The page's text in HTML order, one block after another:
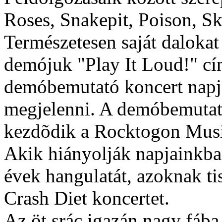
Roses, Snakepit, Poison,
Természetesen saját
demójuk "Play It Loud!"
demóbemutató koncert
megjelenni. A
kezdõdik a Rocktogon
Akik hiányolják
évek hangulatát, azoknak
Crash Diet koncertet.